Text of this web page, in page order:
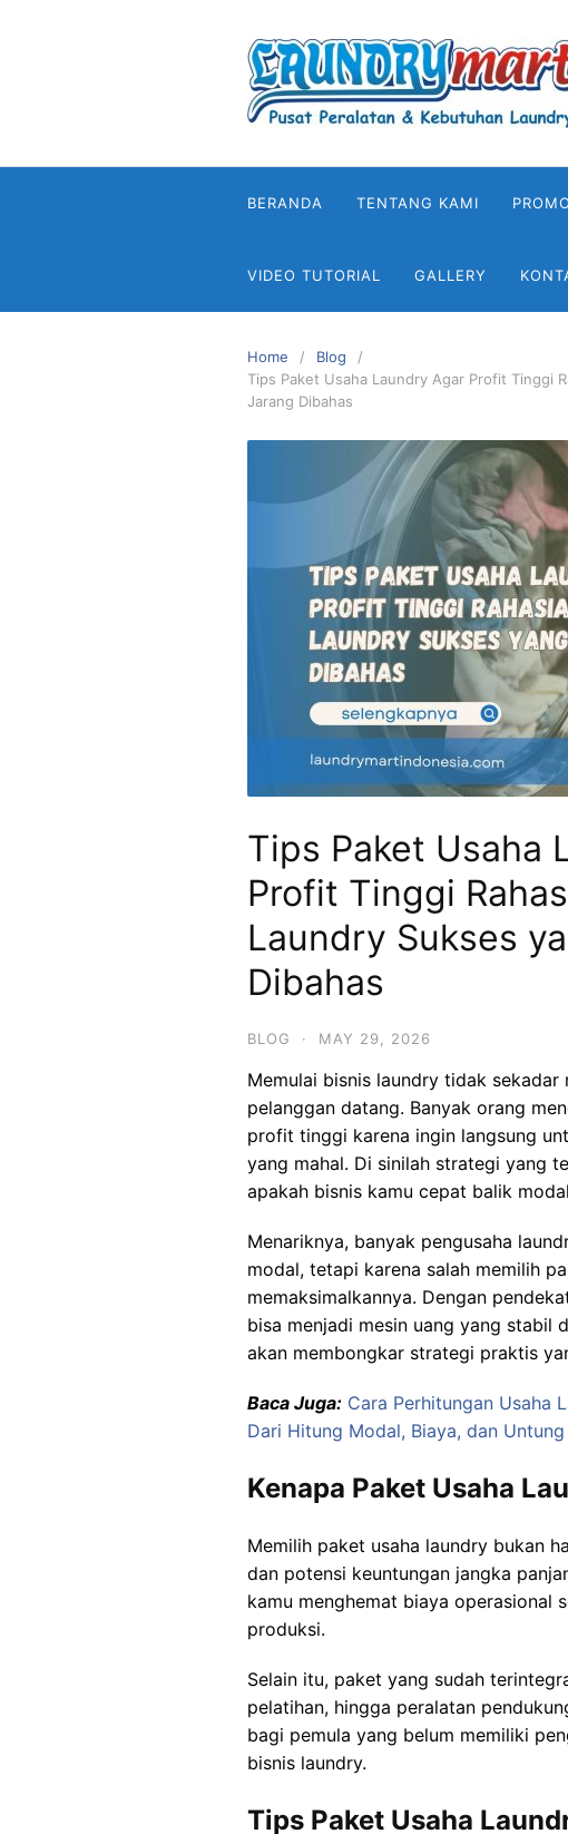
BERANDA TENTANG KAMI
VIDEO TUTORIAL GALLERY
Home
Blog
Tips Paket Usaha Laundry Agar Profit Tinggi
Jarang Dibahas
Tips Paket Usaha
Profit Tinggi
Laundry Sukses
Dibahas
BLOG · MAY 29, 2026
Memulai bisnis laundry tidak sekadar
pelanggan datang. Banyak orang
profit tinggi karena ingin langsung
yang mahal. Di sinilah strategi yang
apakah bisnis kamu cepat balik
Menariknya, banyak pengusaha
modal, tetapi karena salah memilih
memaksimalkannya. Dengan
bisa menjadi mesin uang yang stabil
akan membongkar strategi praktis
Baca Juga: Cara Perhitungan Usaha
Dari Hitung Modal, Biaya, dan
Kenapa Paket Usaha
Memilih paket usaha laundry bukan
dan potensi keuntungan jangka
kamu menghemat biaya operasional
produksi.
Selain itu, paket yang sudah
pelatihan, hingga peralatan
bagi pemula yang belum memiliki
bisnis laundry.
Tips Paket Usaha